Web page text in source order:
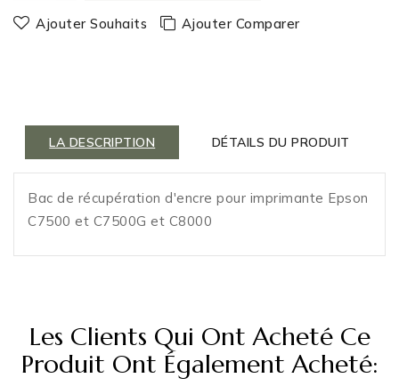
Ajouter Souhaits Ajouter Comparer
LA DESCRIPTION DÉTAILS DU PRODUIT
Bac de récupération d'encre pour imprimante Epson
C7500 et C7500G et C8000
Les Clients Qui Ont Acheté Ce
Produit Ont Également Acheté: